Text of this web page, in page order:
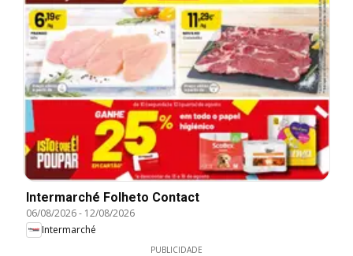
Intermarché Folheto Contact
06/08/2026- 12/08/2026
Intermarché
PUBLICIDADE